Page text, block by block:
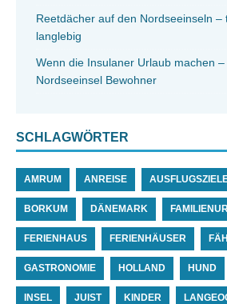
Reetdächer auf den Nordseeinseln –
langlebig
Wenn die Insulaner Urlaub machen
Nordseeinsel Bewohner
SCHLAGWÖRTER
AMRUM ANREISE
BORKUM DÄNEMARK
FERIENHAUS FERIENHÄUSER
GASTRONOMIE HOLLAND HUND
INSEL JUIST KINDER